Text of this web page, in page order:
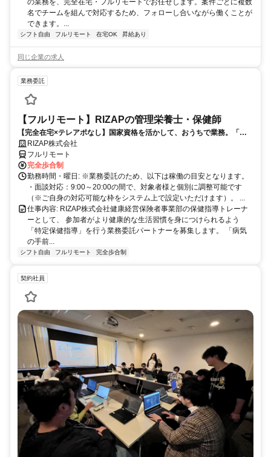
の業務を、完全在宅・フルリモートでお任せします。案件ごとに複数
名でチームを組んで対応するため、フォローし合いながら働くことが
できます。...
シフト自由 フルリモート 在宅OK 昇給あり
同じ企業の求人
業務委託
【フルリモート】RIZAPの管理栄養士・保健師
【完全在宅×テレアポなし】国家資格を活かして、おうちで業務。「も
う一つの安心」を。主婦・Wワーカー活躍中！「平日の日中だけ」「夕
方以降の数時間だけ」など、生活リズムに合わせた時間調整が可能で
す。1件ごとの成果報酬型だから、頑張った分だけ手応えのある収入
に。充実のサポート体制で、安心の在宅ワークを始めませんか？
RIZAP株式会社
フルリモート
完全歩合制
勤務時間・曜日: ※業務委託のため、以下は稼働の目安となります。
・面談対応：9:00～20:00の間で、対象者様と個別に調整可能です
（※ご自身の対応可能な枠をシステム上で設定いただけます）。 ...
仕事内容: RIZAP株式会社健康経営保険者事業部の保健指導トレーナ
ーとして、 参加者がより健康的な生活習慣を身につけられるよう
「特定保健指導」を行う業務委託パートナーを募集します。 「病気
の手前...
シフト自由 フルリモート 完全歩合制
契約社員